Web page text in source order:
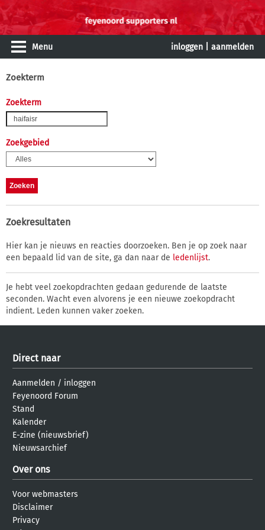
Menu inloggen aanmelden
Zoekterm
Zoekterm
Zoekgebied
Zoekresultaten
Hier kan je nieuws en reacties doorzoeken. Ben je op zoek naar
een bepaald lid van de site, ga dan naar de ledenlijst.
Je hebt veel zoekopdrachten gedaan gedurende de laatste
seconden. Wacht even alvorens je een nieuwe zoekopdracht
indient. Leden kunnen vaker zoeken.
Direct naar
Aanmelden / inloggen
Feyenoord Forum
Stand
Kalender
E-zine (nieuwsbrief)
Nieuwsarchief
Over ons
Voor webmasters
Disclaimer
Privacy